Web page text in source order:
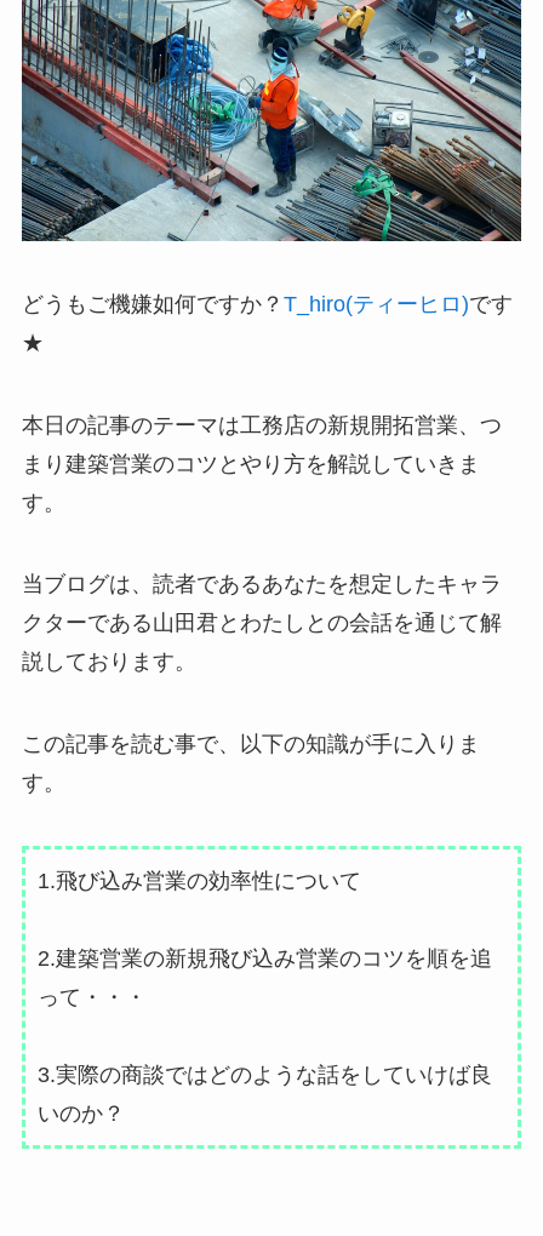
どうもご機嫌如何ですか？ T_hiro(ティーヒロ)です
★
本日の記事のテーマは工務店の新規開拓営業、つ
まり建築営業のコツとやり方を解説していきま
す。
当ブログは、読者であるあなたを想定したキャラ
クターである山田君とわたしとの会話を通じて解
説しております。
この記事を読む事で、以下の知識が手に入りま
す。
1.飛び込み営業の効率性について
2.建築営業の新規飛び込み営業のコツを順を追
って・・・
3.実際の商談ではどのような話をしていけば良
いのか？